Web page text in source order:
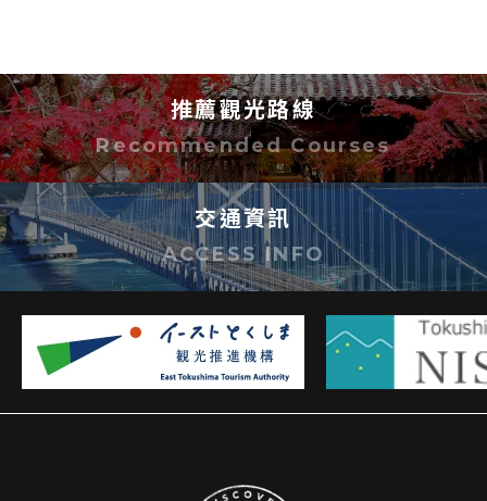
推薦觀光路線
Recommended Courses
交通資訊
ACCESS INFO